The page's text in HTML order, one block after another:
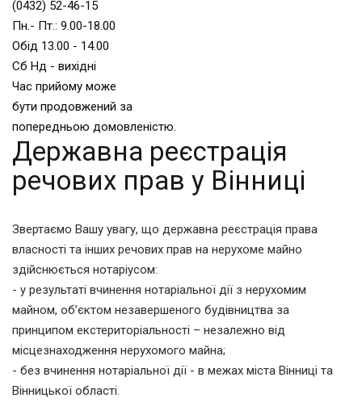
(0432) 52-46-15
Пн.- Пт.: 9.00-18.00
Обід 13.00 - 14.00
Сб Нд - вихідні
Час прийому може
бути продовжений за
попередньою домовленістю.
Державна реєстрація
речових прав у Вінниці
Звертаємо Вашу увагу, що державна реєстрація права
власності та інших речових прав на нерухоме майно
здійснюється нотаріусом:
- у результаті вчинення нотаріальної дії з нерухомим
майном, об’єктом незавершеного будівництва за
принципом екстериторіальності – незалежно від
місцезнаходження нерухомого майна;
- без вчинення нотаріальної дії - в межах міста Вінниці та
Вінницької області.